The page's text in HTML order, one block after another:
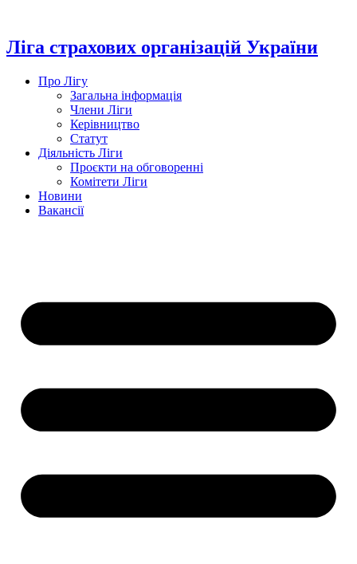
вмісту
Ліга страхових організацій України
Про Лігу
Загальна інформація
Члени Ліги
Керівництво
Статут
Діяльність Ліги
Проєкти на обговоренні
Комітети Ліги
Новини
Вакансії